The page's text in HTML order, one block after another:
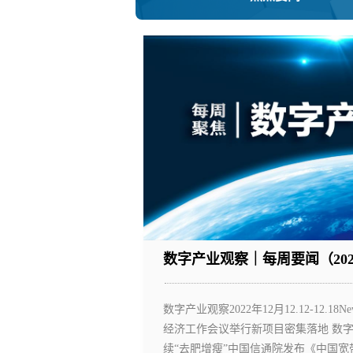
数字产业观察｜每周要闻（
数字产业观察2022年12月12.12-
经济工作会议举行新项目密集落地 数
续“去肥增瘦”中国信通院发布《中国